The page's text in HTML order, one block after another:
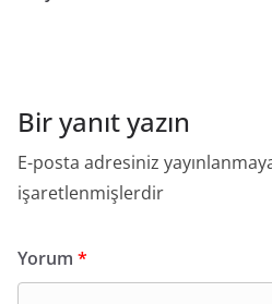
Bir yanıt yazın
E-posta adresiniz
işaretlenmişlerdir
Yorum *